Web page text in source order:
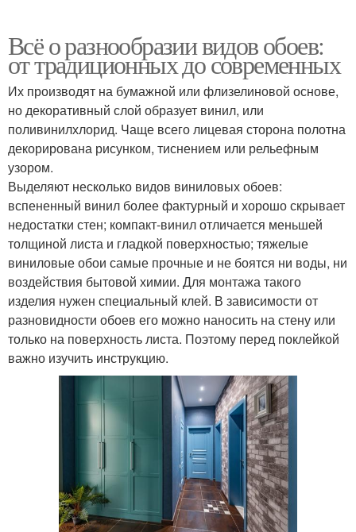
Всё о разнообразии видов обоев:
от традиционных до современных
Их производят на бумажной или флизелиновой основе,
но декоративный слой образует винил, или
поливинилхлорид. Чаще всего лицевая сторона полотна
декорирована рисунком, тиснением или рельефным
узором.
Выделяют несколько видов виниловых обоев:
вспененный винил более фактурный и хорошо скрывает
недостатки стен; компакт-винил отличается меньшей
толщиной листа и гладкой поверхностью; тяжелые
виниловые обои самые прочные и не боятся ни воды, ни
воздействия бытовой химии. Для монтажа такого
изделия нужен специальный клей. В зависимости от
разновидности обоев его можно наносить на стену или
только на поверхность листа. Поэтому перед поклейкой
важно изучить инструкцию.